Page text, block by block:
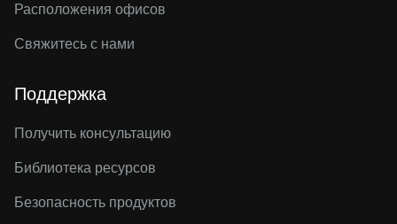
Расположения офисов
Свяжитесь с нами
Поддержка
Получить консультацию
Библиотека ресурсов
Безопасность продуктов